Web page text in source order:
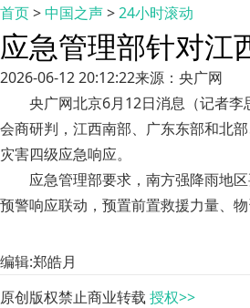
首页>中国之声>24小时滚动
应急管理部针对江
2026-06-12 20:12:22来源：央广网
央广网北京6月12日消息（记者
会商研判，江西南部、广东东部和北
灾害四级应急响应。
应急管理部要求，南方强降雨地
预警响应联动，预置前置救援力量、
编辑:郑皓月
原创版权禁止商业转载 授权>>